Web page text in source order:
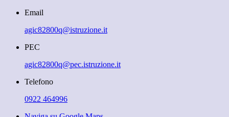
Email
agic82800q@istruzione.it
PEC
agic82800q@pec.istruzione.it
Telefono
0922 464996